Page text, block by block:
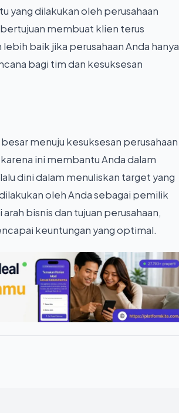
yang dilakukan oleh perusahaan
membuat klien terus
baik jika perusahaan Anda hanya
bagi tim dan kesuksesan
menuju kesuksesan perusahaan
ini membantu Anda dalam
dini dalam menuliskan target yang
oleh Anda sebagai pemilik
bisnis dan tujuan perusahaan,
keuntungan yang optimal.